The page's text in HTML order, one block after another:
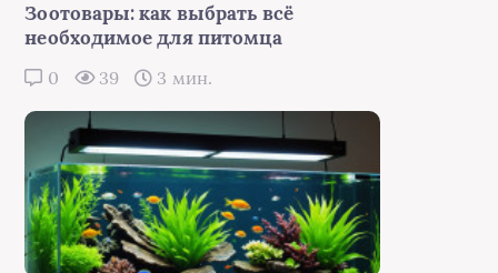
Зоотовары: как выбрать всё
необходимое для питомца
0 39 3 мин.